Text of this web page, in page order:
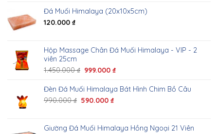
Đá Muối Himalaya (20x10x5cm)
120.000 ₫
Hộp Massage Chân Đá Muối Himalaya - VIP - 2
viên 25cm
1.450.000₫ 999.000₫
Đèn Đá Muối Himalaya Bát Hình Chim Bồ Câu
990.000₫ 590.000₫
Giường Đá Muối Himalaya Hồng Ngoại 21 Viên